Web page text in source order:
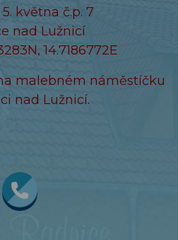
května č.p. 7
nad Lužnicí
14.7186772E
malebném náměstíčku
nad Lužnicí.